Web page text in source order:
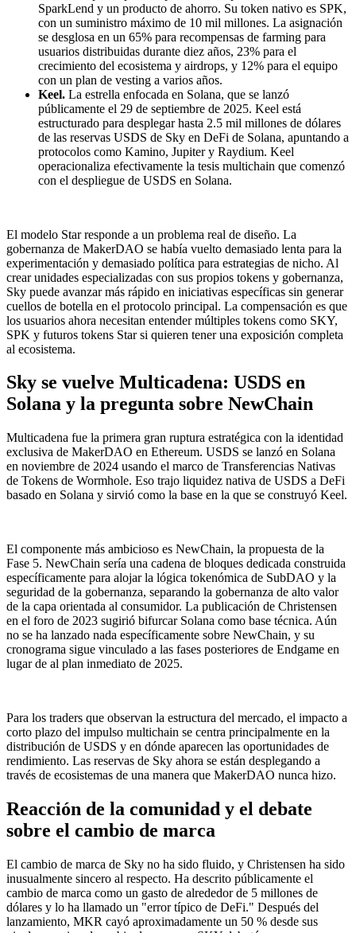
SparkLend y un producto de ahorro. Su token nativo es SPK,
con un suministro máximo de 10 mil millones. La asignación
se desglosa en un 65% para recompensas de farming para
usuarios distribuidas durante diez años, 23% para el
crecimiento del ecosistema y airdrops, y 12% para el equipo
con un plan de vesting a varios años.
Keel. La estrella enfocada en Solana, que se lanzó
públicamente el 29 de septiembre de 2025. Keel está
estructurado para desplegar hasta 2.5 mil millones de dólares
de las reservas USDS de Sky en DeFi de Solana, apuntando a
protocolos como Kamino, Jupiter y Raydium. Keel
operacionaliza efectivamente la tesis multichain que comenzó
con el despliegue de USDS en Solana.
El modelo Star responde a un problema real de diseño. La
gobernanza de MakerDAO se había vuelto demasiado lenta para la
experimentación y demasiado política para estrategias de nicho. Al
crear unidades especializadas con sus propios tokens y gobernanza,
Sky puede avanzar más rápido en iniciativas específicas sin generar
cuellos de botella en el protocolo principal. La compensación es que
los usuarios ahora necesitan entender múltiples tokens como SKY,
SPK y futuros tokens Star si quieren tener una exposición completa
al ecosistema.
Sky se vuelve Multicadena: USDS en
Solana y la pregunta sobre NewChain
Multicadena fue la primera gran ruptura estratégica con la identidad
exclusiva de MakerDAO en Ethereum. USDS se lanzó en Solana
en noviembre de 2024 usando el marco de Transferencias Nativas
de Tokens de Wormhole. Eso trajo liquidez nativa de USDS a DeFi
basado en Solana y sirvió como la base en la que se construyó Keel.
El componente más ambicioso es NewChain, la propuesta de la
Fase 5. NewChain sería una cadena de bloques dedicada construida
específicamente para alojar la lógica tokenómica de SubDAO y la
seguridad de la gobernanza, separando la gobernanza de alto valor
de la capa orientada al consumidor. La publicación de Christensen
en el foro de 2023 sugirió bifurcar Solana como base técnica. Aún
no se ha lanzado nada específicamente sobre NewChain, y su
cronograma sigue vinculado a las fases posteriores de Endgame en
lugar de al plan inmediato de 2025.
Para los traders que observan la estructura del mercado, el impacto a
corto plazo del impulso multichain se centra principalmente en la
distribución de USDS y en dónde aparecen las oportunidades de
rendimiento. Las reservas de Sky ahora se están desplegando a
través de ecosistemas de una manera que MakerDAO nunca hizo.
Reacción de la comunidad y el debate
sobre el cambio de marca
El cambio de marca de Sky no ha sido fluido, y Christensen ha sido
inusualmente sincero al respecto. Ha descrito públicamente el
cambio de marca como un gasto de alrededor de 5 millones de
dólares y lo ha llamado un "error típico de DeFi." Después del
lanzamiento, MKR cayó aproximadamente un 50 % desde sus